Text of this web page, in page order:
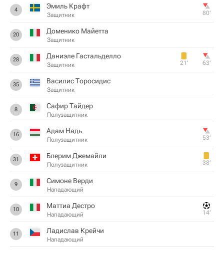
4 Эмиль Крафт
Защитник 80‎’‎
20 Доменико Майетта
Защитник
28 Даниэле Гастальделло
Защитник 21‎’‎ 63‎’‎
35 Василис Торосидис
Защитник
8 Сафир Тайдер
Полузащитник
16 Адам Надь
Полузащитник 53‎’‎
31 Блерим Джемайли
Полузащитник 38‎’‎
9 Симоне Верди
Нападающий
10 Маттиа Дестро
Нападающий 14‎’‎
11 Ладислав Крейчи
Нападающий